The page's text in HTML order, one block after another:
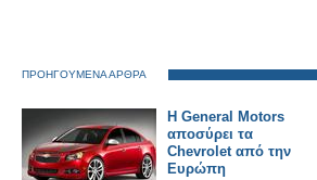
ΠΡΟΗΓΟΥΜΕΝΑ ΑΡΘΡΑ
Η General Motors
αποσύρει τα
Chevrolet από την
Ευρώπη